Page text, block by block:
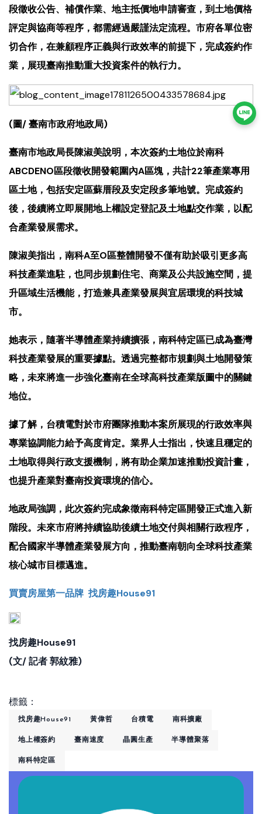
段徵收公告、補償作業、地主抵價地申請審查，到土地價格
評定與協商等程序，都需經過嚴謹法定流程。市府各單位密
切合作，在兼顧程序正義與行政效率的前提下，完成簽約作
業，展現臺南推動重大投資案件的執行力。
(圖/ 臺南市政府地政局)
臺南市地政局長陳淑美說明，本次簽約土地位於南科
ABCDENO區段徵收開發範圍內A區塊，共計22筆產業專用
區土地，包括安定區蘇厝段及安定段多筆地號。完成簽約
後，後續將立即展開地上權設定登記及土地點交作業，以配
合產業發展需求。
陳淑美指出，南科A至O區整體開發不僅有助於吸引更多高
科技產業進駐，也同步規劃住宅、商業及公共設施空間，提
升區域生活機能，打造兼具產業發展與宜居環境的科技城
市。
她表示，隨著半導體產業持續擴張，南科特定區已成為臺灣
科技產業發展的重要據點。透過完整都市規劃與土地開發策
略，未來將進一步強化臺南在全球高科技產業版圖中的關鍵
地位。
據了解，台積電對於市府團隊推動本案所展現的行政效率與
專業協調能力給予高度肯定。業界人士指出，快速且穩定的
土地取得與行政支援機制，將有助企業加速推動投資計畫，
也提升產業對臺南投資環境的信心。
地政局強調，此次簽約完成象徵南科特定區開發正式進入新
階段。未來市府將持續協助後續土地交付與相關行政程序，
配合國家半導體產業發展方向，推動臺南朝向全球科技產業
核心城市目標邁進。
買賣房屋第一品牌 找房趣House91
找房趣House91
(文/ 記者 郭紋雅)
標籤：
找房趣House91 黃偉哲 台積電 南科擴廠
地上權簽約 臺南速度 晶圓生產 半導體聚落
南科特定區